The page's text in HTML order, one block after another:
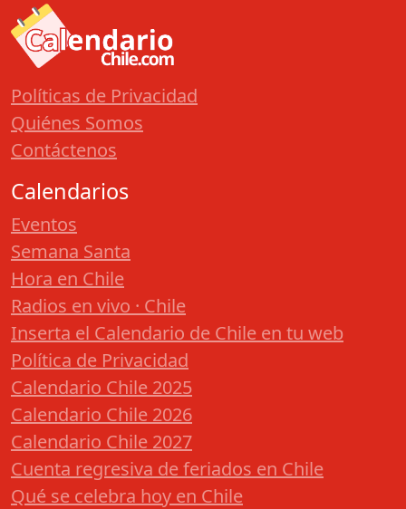
Políticas de Privacidad
Quiénes Somos
Contáctenos
Calendarios
Eventos
Semana Santa
Hora en Chile
Radios en vivo · Chile
Inserta el Calendario de Chile en tu web
Política de Privacidad
Calendario Chile 2025
Calendario Chile 2026
Calendario Chile 2027
Cuenta regresiva de feriados en Chile
Qué se celebra hoy en Chile